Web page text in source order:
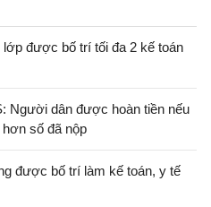
được bố trí tối đa 2 kế toán
Người dân được hoàn tiền nếu
số đã nộp
được bố trí làm kế toán, y tế